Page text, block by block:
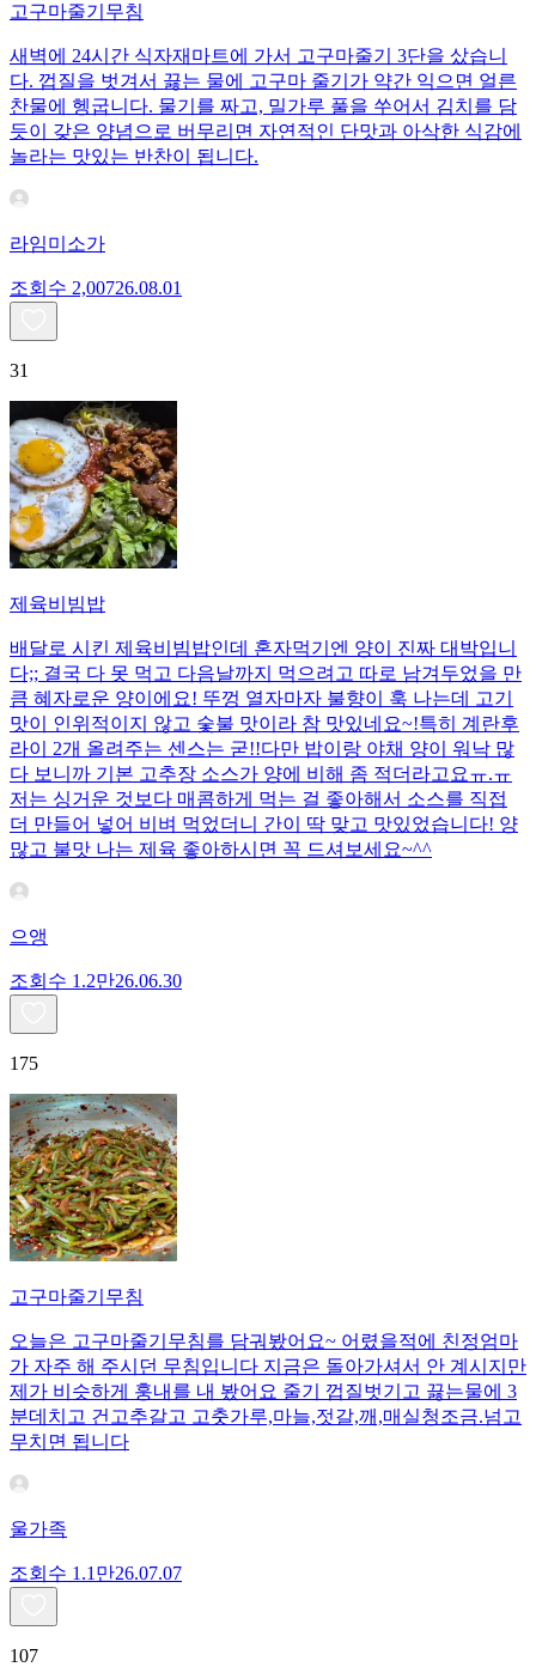
고구마줄기무침
새벽에 24시간 식자재마트에 가서 고구마줄기 3단을 샀습니
다. 껍질을 벗겨서 끓는 물에 고구마 줄기가 약간 익으면 얼른
찬물에 헹굽니다. 물기를 짜고, 밀가루 풀을 쑤어서 김치를 담
듯이 갖은 양념으로 버무리면 자연적인 단맛과 아삭한 식감에
놀라는 맛있는 반찬이 됩니다.
라임미소가
조회수 2,00726.08.01
31
제육비빔밥
배달로 시킨 제육비빔밥인데 혼자먹기엔 양이 진짜 대박입니
다;; 결국 다 못 먹고 다음날까지 먹으려고 따로 남겨두었을 만
큼 혜자로운 양이에요! 뚜껑 열자마자 불향이 훅 나는데 고기
맛이 인위적이지 않고 숯불 맛이라 참 맛있네요~!특히 계란후
라이 2개 올려주는 센스는 굳!! ​다만 밥이랑 야채 양이 워낙 많
다 보니까 기본 고추장 소스가 양에 비해 좀 적더라고요ㅠ.ㅠ
저는 싱거운 것보다 매콤하게 먹는 걸 좋아해서 소스를 직접
더 만들어 넣어 비벼 먹었더니 간이 딱 맞고 맛있었습니다! 양
많고 불맛 나는 제육 좋아하시면 꼭 드셔보세요~^^
으앵
조회수 1.2만26.06.30
175
고구마줄기무침
오늘은 고구마줄기무침를 담궈봤어요~ 어렸을적에 친정엄마
가 자주 해 주시던 무침입니다 지금은 돌아가셔서 안 계시지만
제가 비슷하게 훙내를 내 봤어요 줄기 껍질벗기고 끓는물에 3
분데치고 건고추갈고 고춧가루,마늘,젓갈,깨,매실청조금.넘고
무치면 됩니다
울가족
조회수 1.1만26.07.07
107